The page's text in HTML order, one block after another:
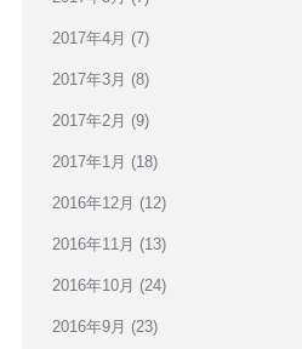
2017年4月 (7)
2017年3月 (8)
2017年2月 (9)
2017年1月 (18)
2016年12月 (12)
2016年11月 (13)
2016年10月 (24)
2016年9月 (23)